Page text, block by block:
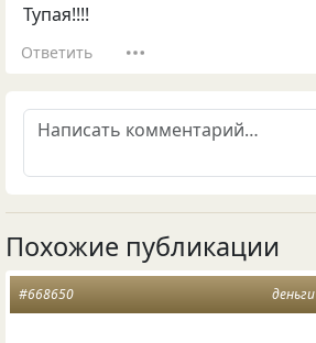
Тупая!!!!
Ответить
Похожие публикации
деньги
#668650